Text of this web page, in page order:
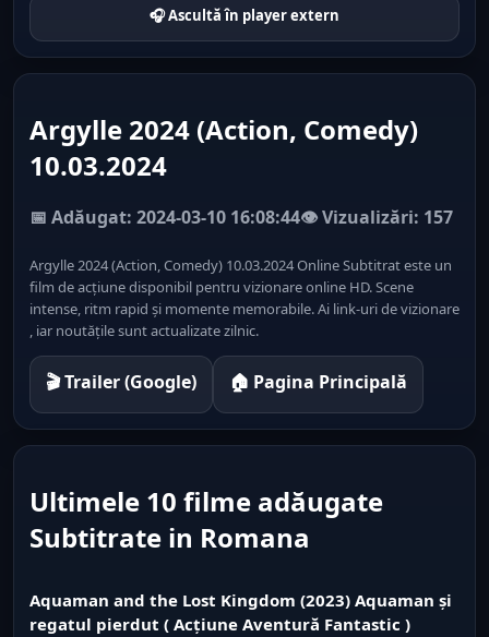
🎧 Ascultă în player extern
Argylle 2024 (Action, Comedy)
10.03.2024
📅 Adăugat: 2024-03-10 16:08:44👁️ Vizualizări: 157
Argylle 2024 (Action, Comedy) 10.03.2024 Online Subtitrat este un
film de acțiune disponibil pentru vizionare online HD. Scene
intense, ritm rapid și momente memorabile. Ai link-uri de vizionare
, iar noutățile sunt actualizate zilnic.
🎬 Trailer (Google) 🏠 Pagina Principală
Ultimele 10 filme adăugate
Subtitrate in Romana
Aquaman and the Lost Kingdom (2023) Aquaman și
regatul pierdut ( Acțiune Aventură Fantastic )